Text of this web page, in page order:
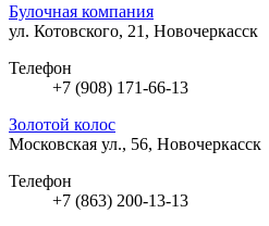
Булочная компания
ул. Котовского, 21, Новочеркасск
Телефон
+7 (908) 171-66-13
Золотой колос
Московская ул., 56, Новочеркасск
Телефон
+7 (863) 200-13-13